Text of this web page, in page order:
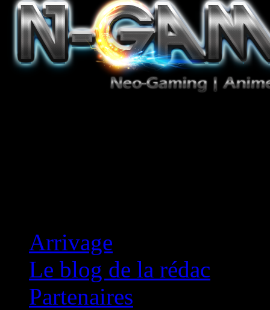
Arrivage
Le blog de la rédac
Partenaires